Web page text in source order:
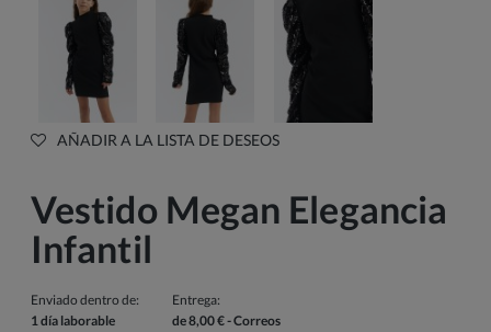
AÑADIR A LA LISTA DE DESEOS
Vestido Megan Elegancia
Infantil
Enviado dentro de:
1 día laborable
Entrega:
de 8,00 €- Correos